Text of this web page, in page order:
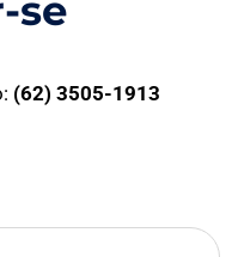
se
(62) 3505-1913